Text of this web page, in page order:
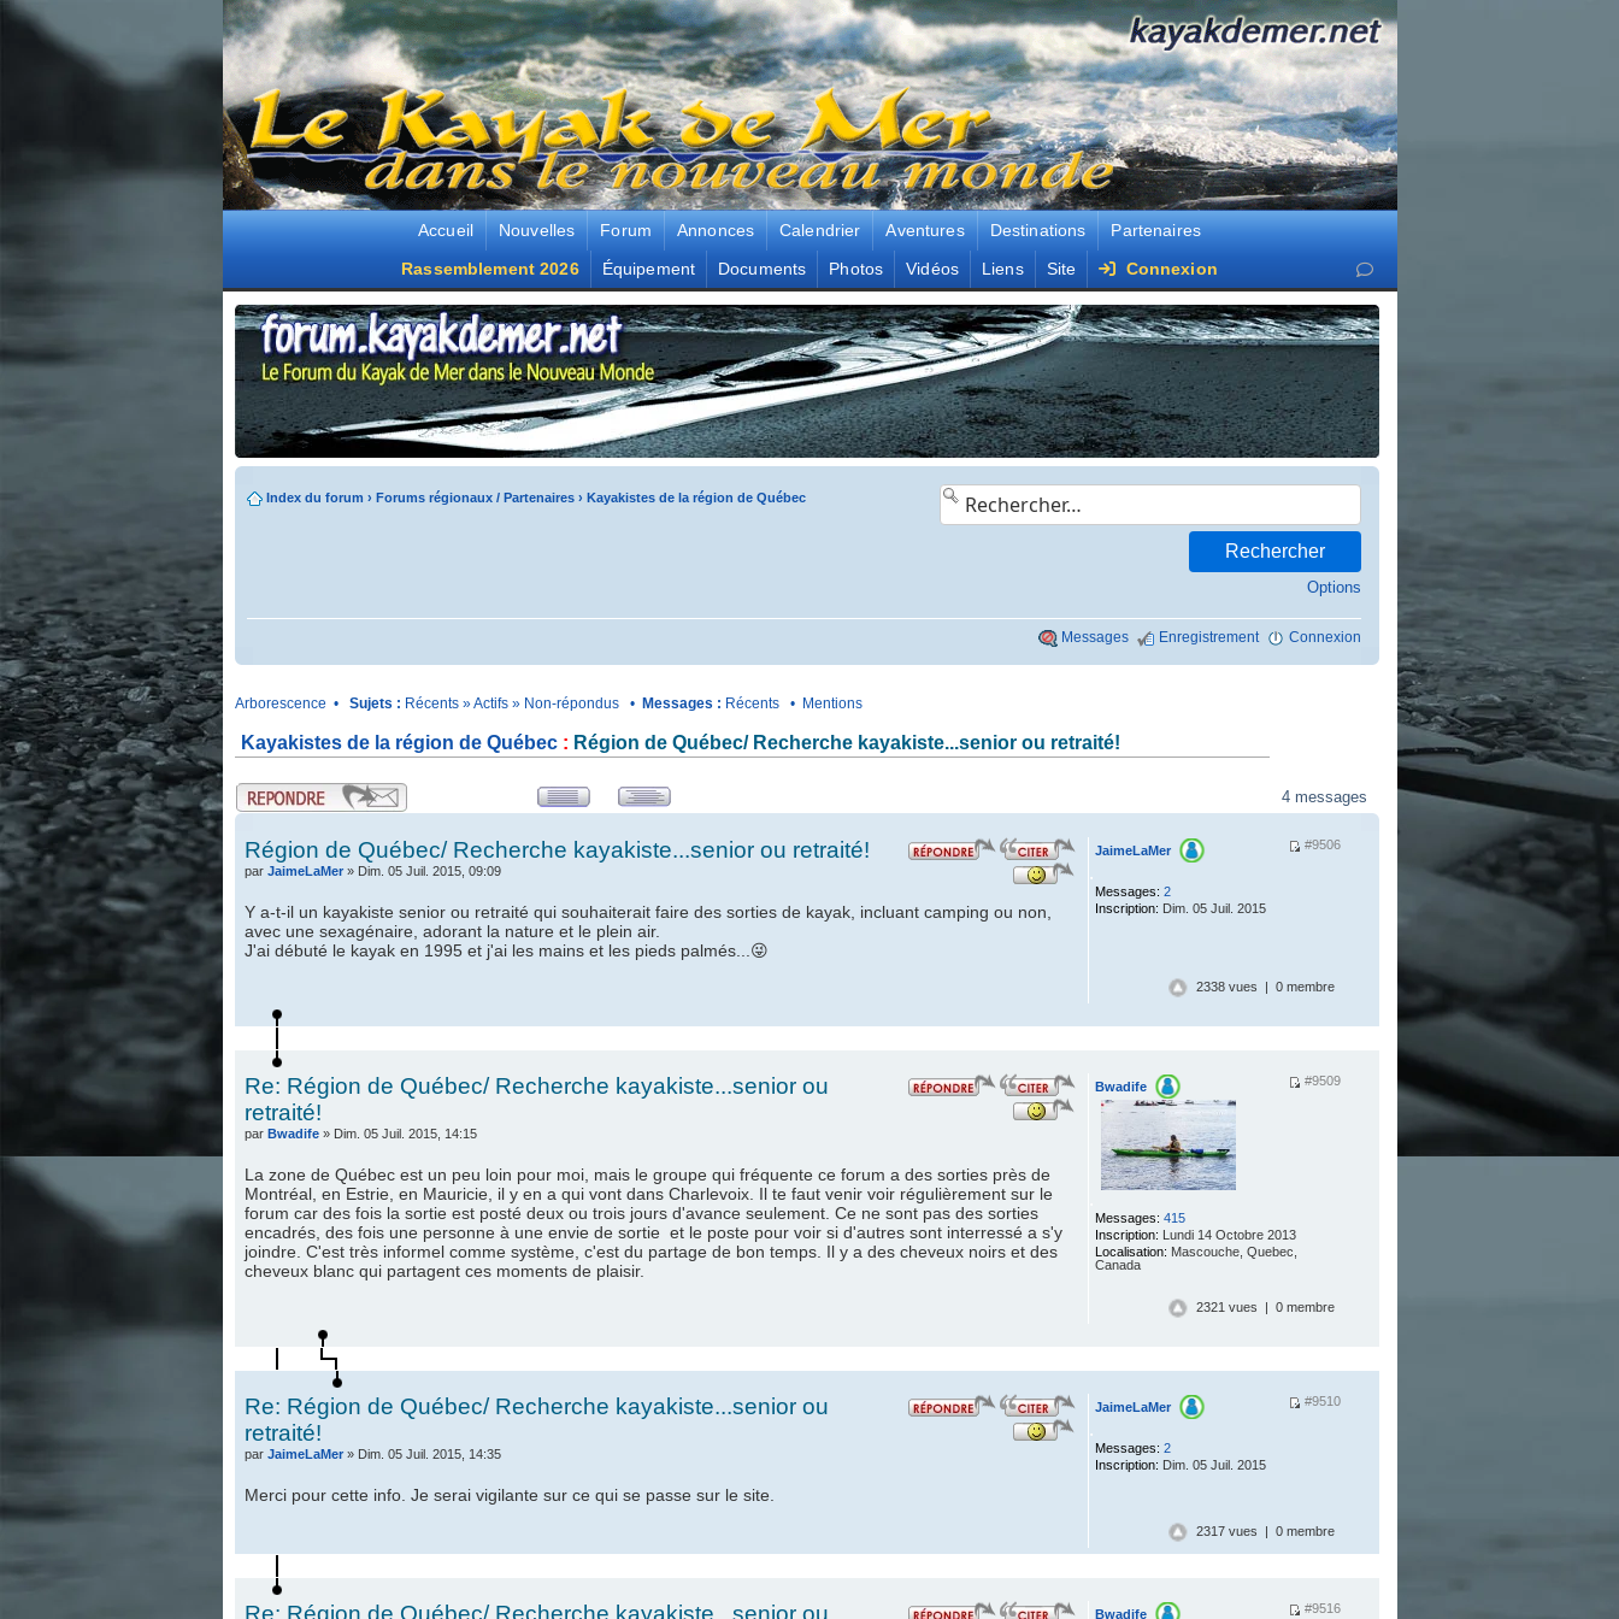
Accueil Nouvelles Forum Annonces Calendrier Aventures Destinations
Partenaires
Rassemblement 2026
Équipement Documents Photos Vidéos Liens Site Connexion
Index du forum › Forums régionaux / Partenaires› Kayakistes de la région de Québec
Options
Messages Enregistrement Connexion
Arborescence • Sujets : Récents»Actifs» Non-répondus• Messages : Récents• Mentions
Kayakistes de la région de Québec : Région de Québec/ Recherche kayakiste...senior ou retraité!
..
4 messages
Région de Québec/ Recherche kayakiste...senior ou retraité!
par JaimeLaMer» Dim. 05 Juil. 2015, 09:09
#9506
JaimeLaMer
.
Messages: 2
Inscription: Dim. 05 Juil. 2015
Y a-t-il un kayakiste senior ou retraité qui souhaiterait faire des sorties de kayak, incluant camping ou non,
avec une sexagénaire, adorant la nature et le plein air.
J'ai débuté le kayak en 1995 et j'ai les mains et les pieds palmés...😜
2338 vues | 0 membre
Re: Région de Québec/ Recherche kayakiste...senior ou
retraité!
par Bwadife» Dim. 05 Juil. 2015, 14:15
#9509
Bwadife
Messages: 415
Inscription: Lundi 14 Octobre 2013
Localisation: Mascouche, Quebec,
Canada
La zone de Québec est un peu loin pour moi, mais le groupe qui fréquente ce forum a des sorties près de
Montréal, en Estrie, en Mauricie, il y en a qui vont dans Charlevoix. Il te faut venir voir régulièrement sur le
forum car des fois la sortie est posté deux ou trois jours d'avance seulement. Ce ne sont pas des sorties
encadrés, des fois une personne à une envie de sortie et le poste pour voir si d'autres sont interressé a s'y
joindre. C'est très informel comme système, c'est du partage de bon temps. Il y a des cheveux noirs et des
cheveux blanc qui partagent ces moments de plaisir.
2321 vues | 0 membre
Re: Région de Québec/ Recherche kayakiste...senior ou
retraité!
par JaimeLaMer» Dim. 05 Juil. 2015, 14:35
#9510
JaimeLaMer
.
Messages: 2
Inscription: Dim. 05 Juil. 2015
Merci pour cette info. Je serai vigilante sur ce qui se passe sur le site.
2317 vues | 0 membre
Re: Région de Québec/ Recherche kayakiste...senior ou #9516
Bwadife